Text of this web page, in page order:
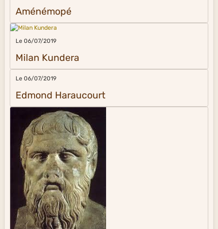
Aménémopé
Le 06/07/2019
Milan Kundera
Le 06/07/2019
Edmond Haraucourt